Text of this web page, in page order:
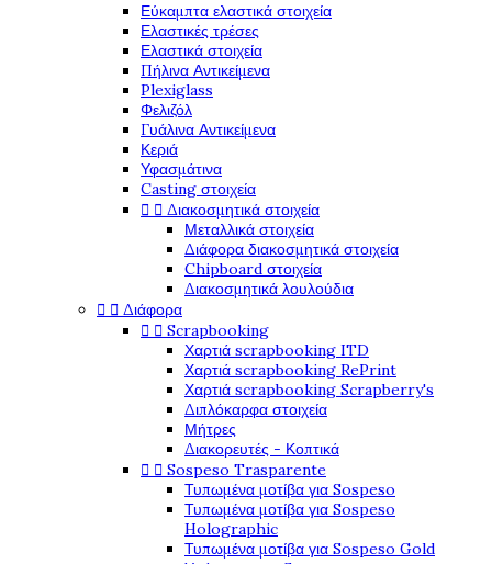
Εύκαμπτα ελαστικά στοιχεία
Ελαστικές τρέσες
Ελαστικά στοιχεία
Πήλινα Αντικείμενα
Plexiglass
Φελιζόλ
Γυάλινα Αντικείμενα
Κεριά
Υφασμάτινα
Casting στοιχεία
  Διακοσμητικά στοιχεία
Μεταλλικά στοιχεία
Διάφορα διακοσμητικά στοιχεία
Chipboard στοιχεία
Διακοσμητικά λουλούδια
  Διάφορα
  Scrapbooking
Χαρτιά scrapbooking ITD
Χαρτιά scrapbooking RePrint
Χαρτιά scrapbooking Scrapberry's
Διπλόκαρφα στοιχεία
Μήτρες
Διακορευτές - Κοπτικά
  Sospeso Trasparente
Τυπωμένα μοτίβα για Sospeso
Τυπωμένα μοτίβα για Sospeso
Holographic
Τυπωμένα μοτίβα για Sospeso Gold